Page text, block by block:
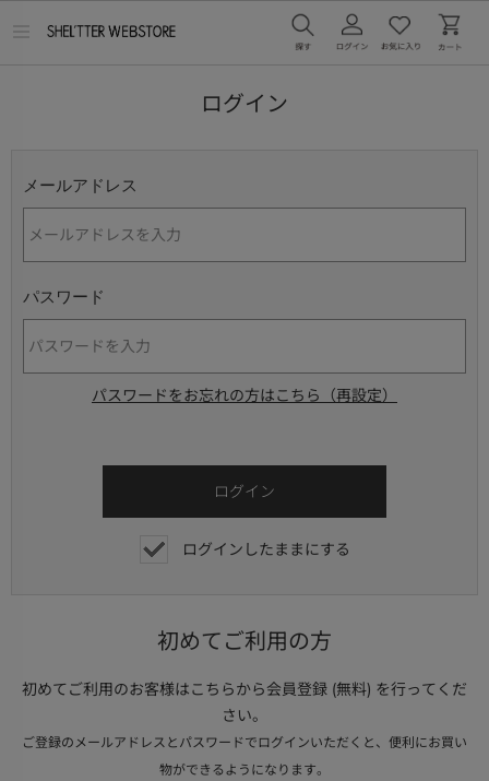
ログイン
メールアドレス
パスワード
パスワードをお忘れの方はこちら（再設定）
ログインしたままにする
初めてご利用の方
初めてご利用のお客様はこちらから会員登録 (無料) を行ってくだ
さい。
ご登録のメールアドレスとパスワードでログインいただくと、便利にお買い
物ができるようになります。